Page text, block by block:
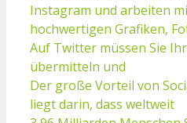
Instagram und arbeiten
hochwertigen Grafiken,
Auf Twitter müssen Sie
übermitteln und
Der große Vorteil von
liegt darin, dass weltweit